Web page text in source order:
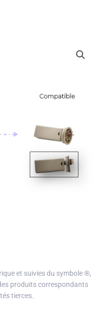
et suivies du symbole®,
produits correspondants
tierces.